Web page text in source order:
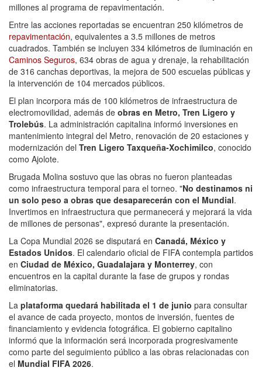
millones al programa de repavimentación.
Entre las acciones reportadas se encuentran 250 kilómetros de
repavimentación, equivalentes a 3.5 millones de metros
cuadrados. También se incluyen 334 kilómetros de iluminación en
Caminos Seguros, 634 obras de agua y drenaje, la rehabilitación
de 316 canchas deportivas, la mejora de 500 escuelas públicas y
la intervención de 104 mercados públicos.
El plan incorpora más de 100 kilómetros de infraestructura de
electromovilidad, además de obras en Metro, Tren Ligero y
Trolebús. La administración capitalina informó inversiones en
mantenimiento integral del Metro, renovación de 20 estaciones y
modernización del Tren Ligero Taxqueña-Xochimilco, conocido
como Ajolote.
Brugada Molina sostuvo que las obras no fueron planteadas
como infraestructura temporal para el torneo. "No destinamos ni
un solo peso a obras que desaparecerán con el Mundial.
Invertimos en infraestructura que permanecerá y mejorará la vida
de millones de personas", expresó durante la presentación.
La Copa Mundial 2026 se disputará en Canadá, México y
Estados Unidos. El calendario oficial de FIFA contempla partidos
en Ciudad de México, Guadalajara y Monterrey, con
encuentros en la capital durante la fase de grupos y rondas
eliminatorias.
La plataforma quedará habilitada el 1 de junio para consultar
el avance de cada proyecto, montos de inversión, fuentes de
financiamiento y evidencia fotográfica. El gobierno capitalino
informó que la información será incorporada progresivamente
como parte del seguimiento público a las obras relacionadas con
el Mundial FIFA 2026.